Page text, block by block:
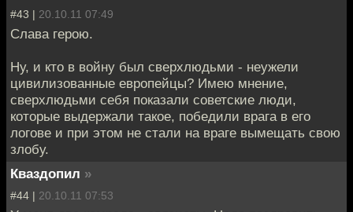
#43 | 20.10.11 07:49
Слава герою.
Ну, и кто в войну был сверхлюдьми - неужели
цивилизованные европейцы? Имею мнение,
сверхлюдьми себя показали советские люди,
которые выдержали такое, победили врага в его
логове и при этом не стали на враге вымещать свою
злобу.
Кваздопил »
#44 | 20.10.11 07:53